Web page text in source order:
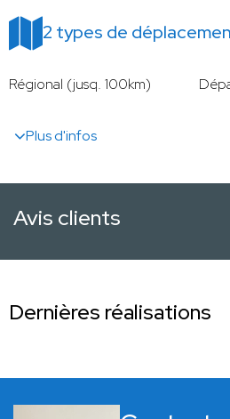
2 types de
Régional (jusq. 100km)
Plus d'infos
Avis clients
Dernières réalisations